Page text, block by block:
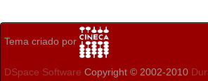
Tema criado por
DSpace Software Copyright © 2002-2010